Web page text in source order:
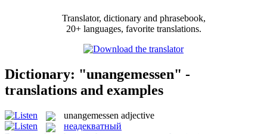
Translator, dictionary and phrasebook,
20+ languages, favorite translations.
Dictionary: "unangemessen" -
translations and examples
unangemessen adjective
неадекватный